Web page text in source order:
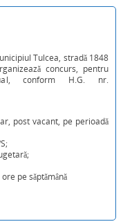
Tulcea, stradă 1848
concurs, pentru
conform H.G. nr.
post vacant, pe perioadă
pe săptămână